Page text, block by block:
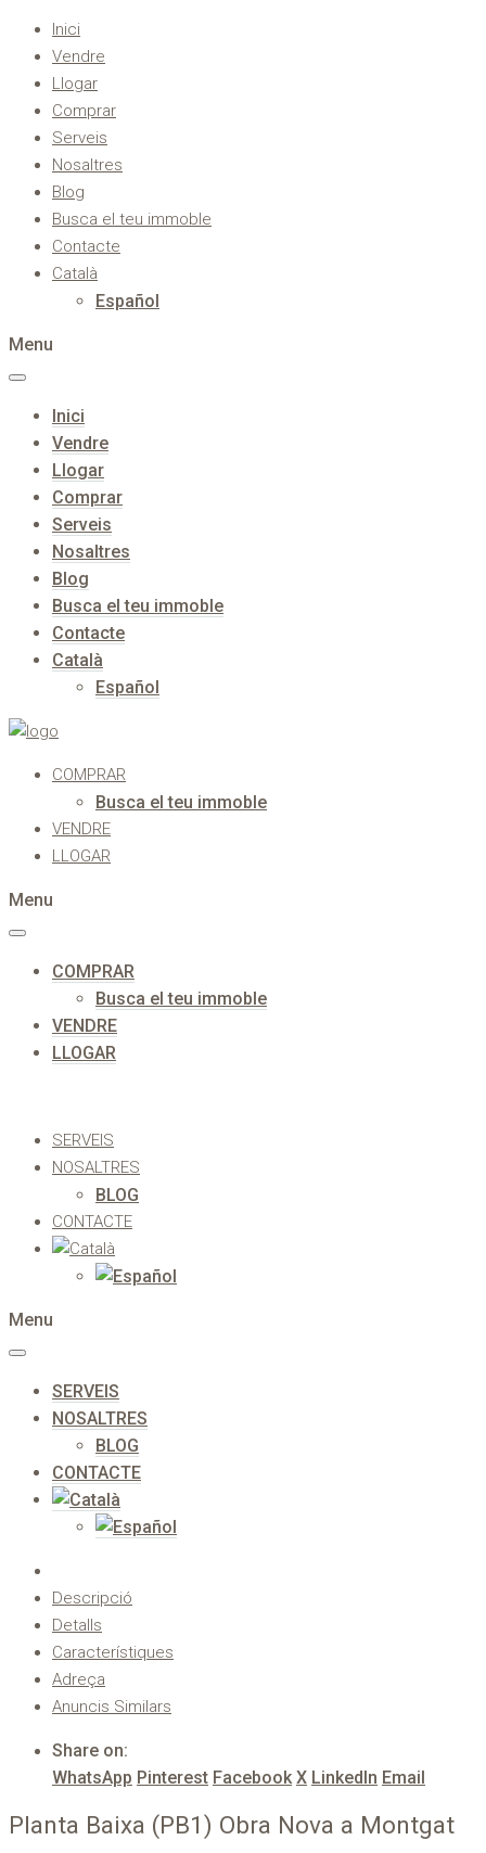
Inici
Vendre
Llogar
Comprar
Serveis
Nosaltres
Blog
Busca el teu immoble
Contacte
Català
Español
Menu
Inici
Vendre
Llogar
Comprar
Serveis
Nosaltres
Blog
Busca el teu immoble
Contacte
Català
Español
COMPRAR
Busca el teu immoble
VENDRE
LLOGAR
Menu
COMPRAR
Busca el teu immoble
VENDRE
LLOGAR
SERVEIS
NOSALTRES
BLOG
CONTACTE
Menu
SERVEIS
NOSALTRES
BLOG
CONTACTE
Descripció
Detalls
Característiques
Adreça
Anuncis Similars
Share on:
WhatsApp Pinterest Facebook X LinkedIn Email
Planta Baixa (PB1) Obra Nova a Montgat